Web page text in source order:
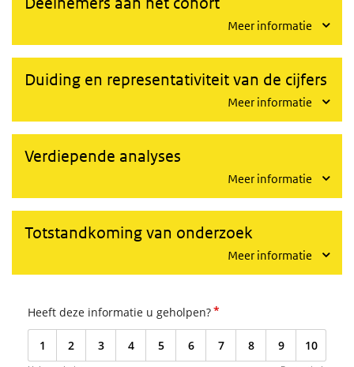
Meer informatie
Duiding en representativiteit van de cijfers
Meer informatie
Verdiepende analyses
Meer informatie
Totstandkoming van onderzoek
Meer informatie
Heeft deze informatie u geholpen?*
1 2 3 4 5 6 7 8 9 10